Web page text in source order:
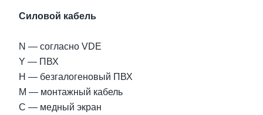
Силовой кабель
N — согласно VDE
Y — ПВХ
H — безгалогеновый ПВХ
M — монтажный кабель
C — медный экран